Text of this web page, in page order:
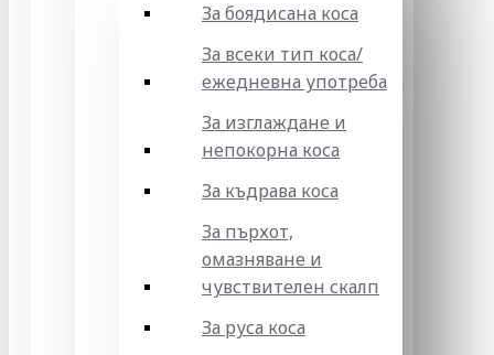
За боядисана коса
За всеки тип коса/
ежедневна употреба
За изглаждане и
непокорна коса
За къдрава коса
За пърхот,
омазняване и
чувствителен скалп
За руса коса